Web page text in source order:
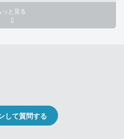
っと見る
して質問する